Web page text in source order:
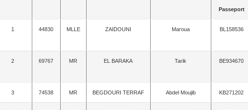
Passeport
1 44830 MLLE ZAIDOUNI Maroua BL158536
2 69767 MR EL BARAKA Tarik BE934670
3 74538 MR BEGDOURI TERRAF Abdel Moujib KB271202